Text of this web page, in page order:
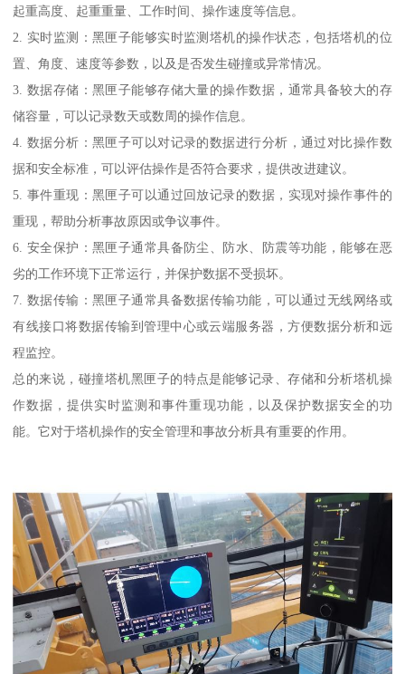
起重高度、起重重量、工作时间、操作速度等信息。
2. 实时监测：黑匣子能够实时监测塔机的操作状态，包括塔机的位
置、角度、速度等参数，以及是否发生碰撞或异常情况。
3. 数据存储：黑匣子能够存储大量的操作数据，通常具备较大的存
储容量，可以记录数天或数周的操作信息。
4. 数据分析：黑匣子可以对记录的数据进行分析，通过对比操作数
据和安全标准，可以评估操作是否符合要求，提供改进建议。
5. 事件重现：黑匣子可以通过回放记录的数据，实现对操作事件的
重现，帮助分析事故原因或争议事件。
6. 安全保护：黑匣子通常具备防尘、防水、防震等功能，能够在恶
劣的工作环境下正常运行，并保护数据不受损坏。
7. 数据传输：黑匣子通常具备数据传输功能，可以通过无线网络或
有线接口将数据传输到管理中心或云端服务器，方便数据分析和远
程监控。
总的来说，碰撞塔机黑匣子的特点是能够记录、存储和分析塔机操
作数据，提供实时监测和事件重现功能，以及保护数据安全的功
能。它对于塔机操作的安全管理和事故分析具有重要的作用。